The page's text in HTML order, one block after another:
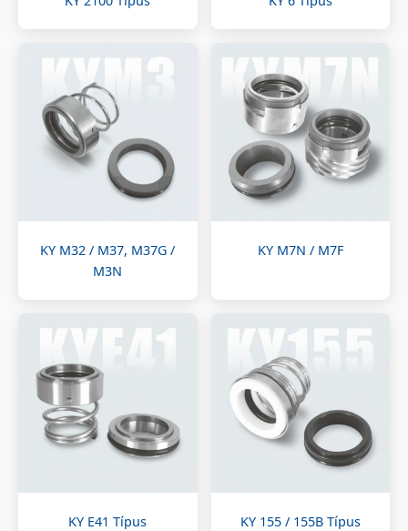
KY M32 / M37, M37G /
M3N
KY M7N / M7F
KY E41 Típus KY 155 / 155B Típus